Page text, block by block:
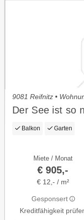
9081 Reifnitz •
Der See ist so
Balkon Garten
Miete / Monat
€ 905,-
€ 12,- / m²
Gesponsert
Kreditfähigkeit